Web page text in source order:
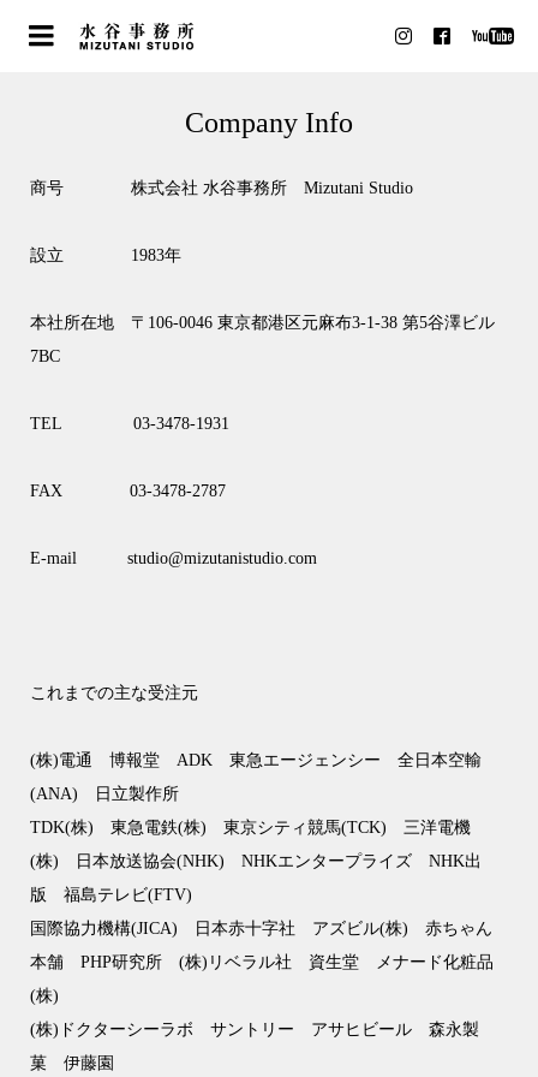
Company Info
商号 株式会社 水谷事務所 Mizutani Studio
設立 1983年
本社所在地 〒106-0046 東京都港区元麻布3-1-38 第5谷澤ビル
7BC
TEL 03-3478-1931
FAX 03-3478-2787
E-mail studio@mizutanistudio.com
これまでの主な受注元
(株)電通 博報堂 ADK 東急エージェンシー 全日本空輸
(ANA) 日立製作所
TDK(株) 東急電鉄(株) 東京シティ競馬(TCK) 三洋電機
(株) 日本放送協会(NHK) NHKエンタープライズ NHK出
版 福島テレビ(FTV)
国際協力機構(JICA) 日本赤十字社 アズビル(株) 赤ちゃん
本舗 PHP研究所 (株)リベラル社 資生堂 メナード化粧品
(株)
(株)ドクターシーラボ サントリー アサヒビール 森永製
菓 伊藤園